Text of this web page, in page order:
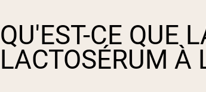
QU'EST-CE QUE
LACTOSÉRUM À